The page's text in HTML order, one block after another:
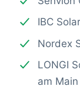
IBC
Nordex
LONGI
am Main